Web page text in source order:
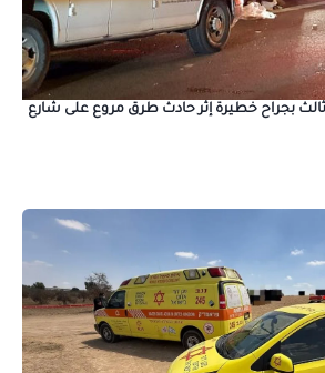
بجراح خطيرة إثر حادث طرق مروع على شارع